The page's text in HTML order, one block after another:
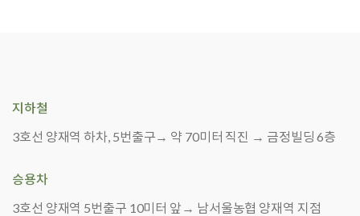
지하철
3호선 양재역 하차, 5번출구→ 약 70미터 직진 → 금정빌딩 6층
승용차
3호선 양재역 5번출구 10미터 앞→ 남서울농협 양재역 지점